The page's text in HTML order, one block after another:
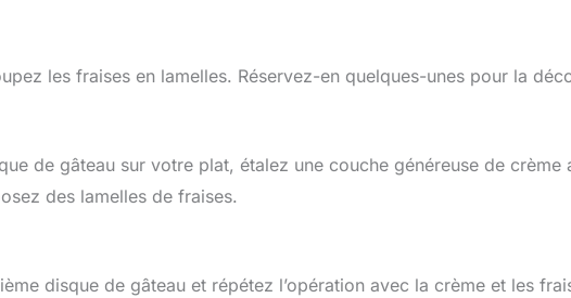
les fraises en lamelles. Réservez-en quelques-unes pour la
de gâteau sur votre plat, étalez une couche généreuse de crème
des lamelles de fraises.
disque de gâteau et répétez l’opération avec la crème et les